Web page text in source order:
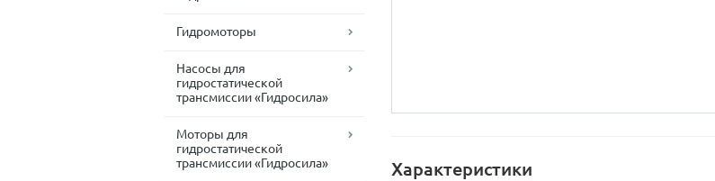
Гидромоторы
Насосы для
гидростатической
трансмиссии «Гидросила»
Моторы для
гидростатической
трансмиссии «Гидросила»
Характеристики